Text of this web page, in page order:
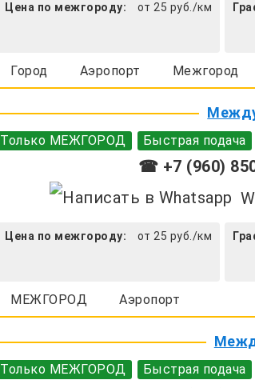
Цена по межгороду: от 25 руб./км
Город Аэропорт Межгород
Только МЕЖГОРОД Быстрая подача
☎ +7 (960)
Цена по межгороду: от 25 руб./км
МЕЖГОРОД Аэропорт
Только МЕЖГОРОД Быстрая подача